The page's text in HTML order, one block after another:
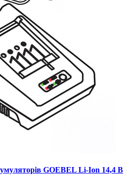
GOEBEL Li-Ion 14,4 В